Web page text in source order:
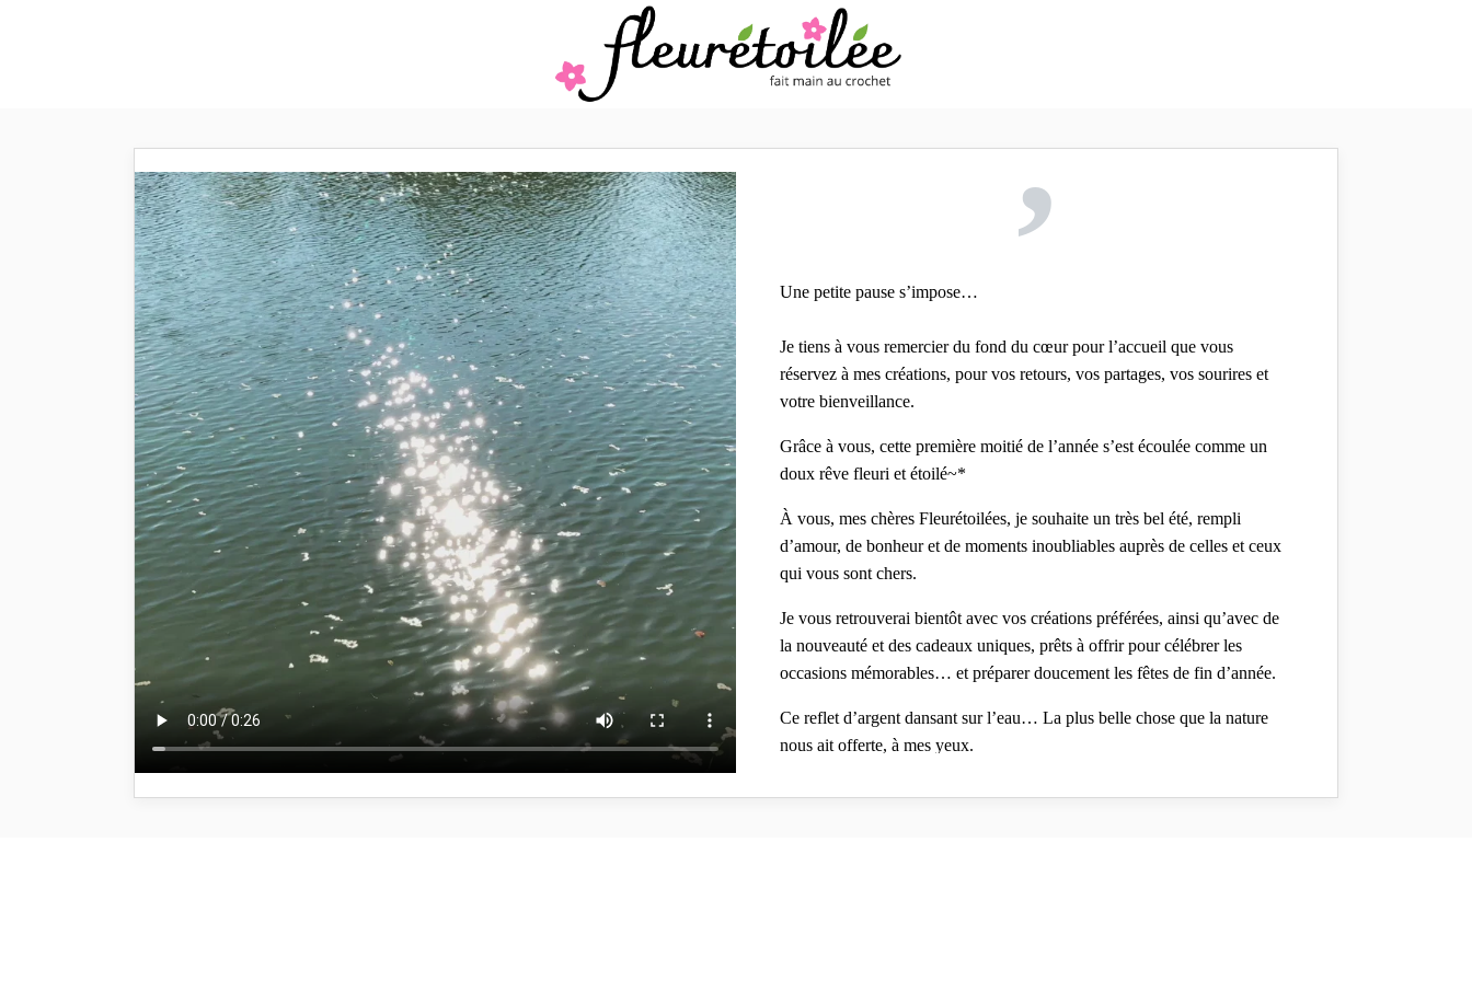
,
Une petite pause s’impose…
Je tiens à vous remercier du fond du cœur pour l’accueil que vous
réservez à mes créations, pour vos retours, vos partages, vos sourires et
votre bienveillance.
Grâce à vous, cette première moitié de l’année s’est écoulée comme un
doux rêve fleuri et étoilé~*
À vous, mes chères Fleurétoilées, je souhaite un très bel été, rempli
d’amour, de bonheur et de moments inoubliables auprès de celles et ceux
qui vous sont chers.
Je vous retrouverai bientôt avec vos créations préférées, ainsi qu’avec de
la nouveauté et des cadeaux uniques, prêts à offrir pour célébrer les
occasions mémorables… et préparer doucement les fêtes de fin d’année.
Ce reflet d’argent dansant sur l’eau… La plus belle chose que la nature
nous ait offerte, à mes yeux.